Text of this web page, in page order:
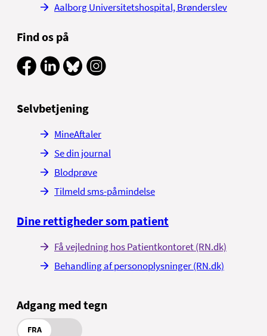
Aalborg Universitetshospital, Brønderslev
Find os på
Selvbetjening
MineAftaler
Se din journal
Blodprøve
Tilmeld sms-påmindelse
Dine rettigheder som patient
Få vejledning hos Patientkontoret (RN.dk)
Behandling af personoplysninger (RN.dk)
Adgang med tegn
FRA